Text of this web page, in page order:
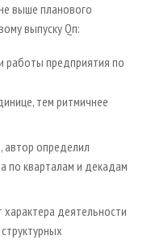
выше планового
выпуску Qп:
работы предприятия по
тем ритмичнее
автор определил
по кварталам и декадам
деятельности